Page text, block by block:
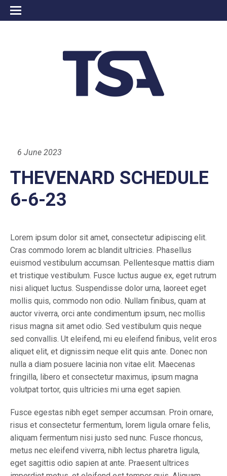
6 June 2023
THEVENARD SCHEDULE
6-6-23
Lorem ipsum dolor sit amet, consectetur adipiscing elit.
Cras commodo lorem ac blandit ultricies. Phasellus
euismod vestibulum accumsan. Pellentesque mattis diam
et tristique vestibulum. Fusce luctus augue ex, eget rutrum
nisi aliquet luctus. Suspendisse dolor urna, laoreet eget
mollis quis, commodo non odio. Nullam finibus, quam at
auctor viverra, orci ante condimentum ipsum, nec mollis
risus magna sit amet odio. Sed vestibulum quis neque
sed convallis. Ut eleifend, mi eu eleifend finibus, velit eros
aliquet elit, et dignissim neque elit quis ante. Donec non
nulla a diam posuere lacinia non vitae elit. Maecenas
fringilla, libero et consectetur maximus, ipsum magna
volutpat tortor, quis ultricies mi urna eget sapien.
Fusce egestas nibh eget semper accumsan. Proin ornare,
risus et consectetur fermentum, lorem ligula ornare felis,
aliquam fermentum nisi justo sed nunc. Fusce rhoncus,
metus nec eleifend viverra, nibh lectus pharetra ligula,
eget sagittis odio sapien at ante. Praesent ultrices